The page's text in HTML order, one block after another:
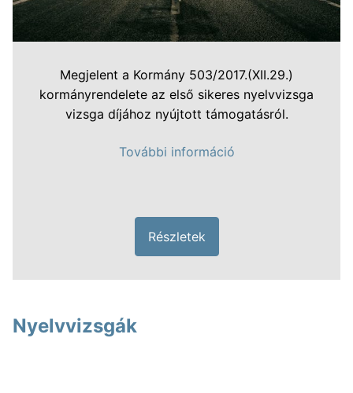
Megjelent a Kormány 503/2017.(XII.29.)
kormányrendelete az első sikeres nyelvvizsga
vizsga díjához nyújtott támogatásról.
További információ
Részletek
Nyelvvizsgák